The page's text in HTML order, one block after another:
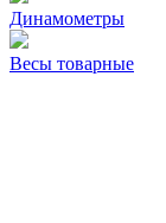
Динамометры
Весы товарные